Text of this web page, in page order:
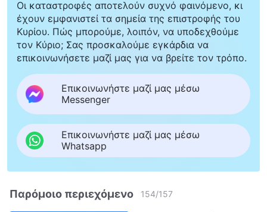
Οι καταστροφές αποτελούν συχνό φαινόμενο, κι
έχουν εμφανιστεί τα σημεία της επιστροφής του
Κυρίου. Πώς μπορούμε, λοιπόν, να υποδεχθούμε
τον Κύριο; Σας προσκαλούμε εγκάρδια να
επικοινωνήσετε μαζί μας για να βρείτε τον τρόπο.
Επικοινωνήστε μαζί μας μέσω
Messenger
Επικοινωνήστε μαζί μας μέσω
Whatsapp
Παρόμοιο περιεχόμενο 154/157